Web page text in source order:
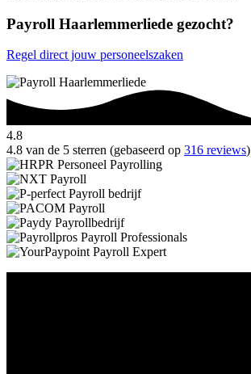
Payroll Haarlemmerliede gezocht?
Regel direct jouw personeelszaken
4.8
4.8 van de 5 sterren (gebaseerd op 316 reviews)